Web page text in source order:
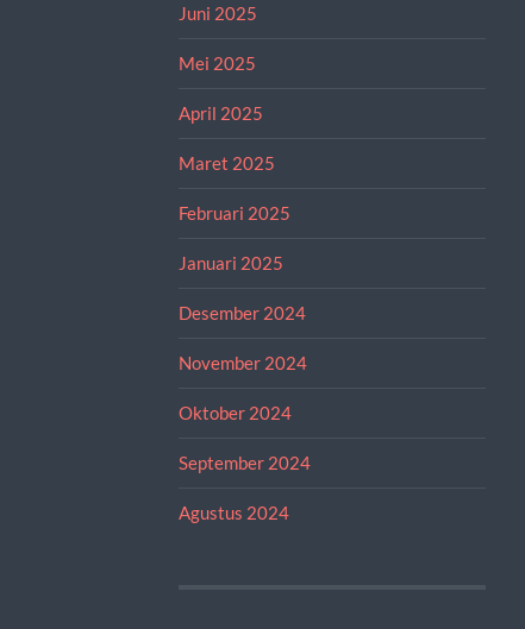
Juni 2025
Mei 2025
April 2025
Maret 2025
Februari 2025
Januari 2025
Desember 2024
November 2024
Oktober 2024
September 2024
Agustus 2024